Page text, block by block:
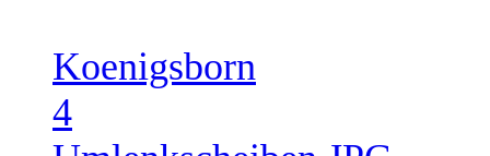
Koenigsborn
4